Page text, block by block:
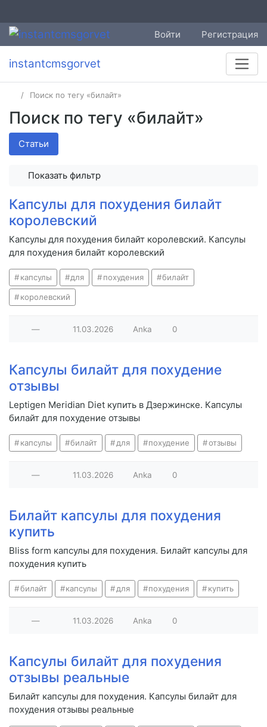
Войти Регистрация
instantcmsgorvet
Поиск по тегу «билайт»
Поиск по тегу «билайт»
Статьи
Показать фильтр
Капсулы для похудения билайт
королевский
Капсулы для похудения билайт королевский. Капсулы
для похудения билайт королевский
капсулы для похудения билайт
королевский
— 11.03.2026 Anka 0
Капсулы билайт для похудение
отзывы
Leptigen Meridian Diet купить в Дзержинске. Капсулы
билайт для похудение отзывы
капсулы билайт для похудение отзывы
— 11.03.2026 Anka 0
Билайт капсулы для похудения
купить
Bliss form капсулы для похудения. Билайт капсулы для
похудения купить
билайт капсулы для похудения купить
— 11.03.2026 Anka 0
Капсулы билайт для похудения
отзывы реальные
Билайт капсулы для похудения. Капсулы билайт для
похудения отзывы реальные